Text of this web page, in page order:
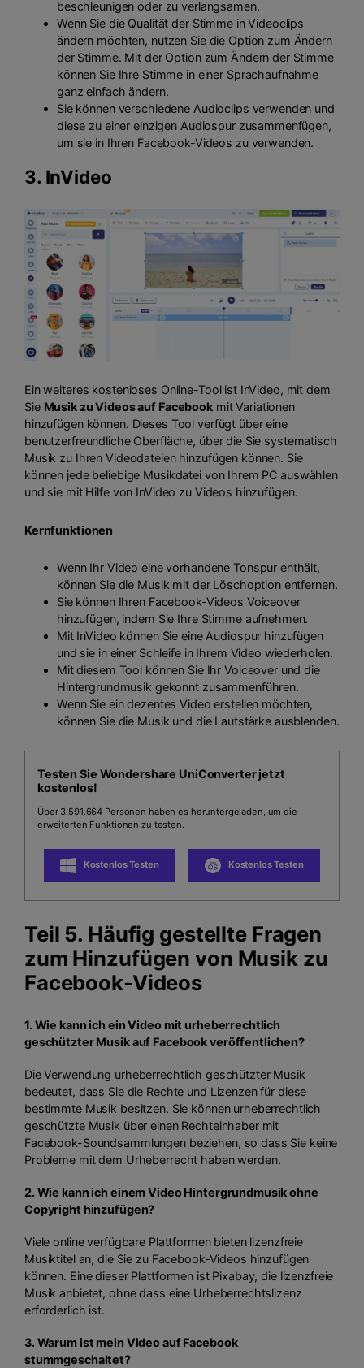
beschleunigen oder zu verlangsamen.
Wenn Sie die Qualität der Stimme in Videoclips
ändern möchten, nutzen Sie die Option zum Ändern
der Stimme. Mit der Option zum Ändern der Stimme
können Sie Ihre Stimme in einer Sprachaufnahme
ganz einfach ändern.
Sie können verschiedene Audioclips verwenden und
diese zu einer einzigen Audiospur zusammenfügen,
um sie in Ihren Facebook-Videos zu verwenden.
3. InVideo
Ein weiteres kostenloses Online-Tool ist InVideo, mit dem
Sie Musik zu Videos auf Facebookmit Variationen
hinzufügen können. Dieses Tool verfügt über eine
benutzerfreundliche Oberfläche, über die Sie systematisch
Musik zu Ihren Videodateien hinzufügen können. Sie
können jede beliebige Musikdatei von Ihrem PC auswählen
und sie mit Hilfe von InVideo zu Videos hinzufügen.
Kernfunktionen
Wenn Ihr Video eine vorhandene Tonspur enthält,
können Sie die Musik mit der Löschoption entfernen.
Sie können Ihren Facebook-Videos Voiceover
hinzufügen, indem Sie Ihre Stimme aufnehmen.
Mit InVideo können Sie eine Audiospur hinzufügen
und sie in einer Schleife in Ihrem Video wiederholen.
Mit diesem Tool können Sie Ihr Voiceover und die
Hintergrundmusik gekonnt zusammenführen.
Wenn Sie ein dezentes Video erstellen möchten,
können Sie die Musik und die Lautstärke ausblenden.
Testen Sie Wondershare UniConverter jetzt
kostenlos!
Über 3.591.664 Personen haben es heruntergeladen, um die
erweiterten Funktionen zu testen.
Kostenlos Testen Kostenlos Testen
Teil 5. Häufig gestellte Fragen
zum Hinzufügen von Musik zu
Facebook-Videos
1. Wie kann ich ein Video mit urheberrechtlich
geschützter Musik auf Facebook veröffentlichen?
Die Verwendung urheberrechtlich geschützter Musik
bedeutet, dass Sie die Rechte und Lizenzen für diese
bestimmte Musik besitzen. Sie können urheberrechtlich
geschützte Musik über einen Rechteinhaber mit
Facebook-Soundsammlungen beziehen, so dass Sie keine
Probleme mit dem Urheberrecht haben werden.
2. Wie kann ich einem Video Hintergrundmusik ohne
Copyright hinzufügen?
Viele online verfügbare Plattformen bieten lizenzfreie
Musiktitel an, die Sie zu Facebook-Videos hinzufügen
können. Eine dieser Plattformen ist Pixabay, die lizenzfreie
Musik anbietet, ohne dass eine Urheberrechtslizenz
erforderlich ist.
3. Warum ist mein Video auf Facebook
stummgeschaltet?